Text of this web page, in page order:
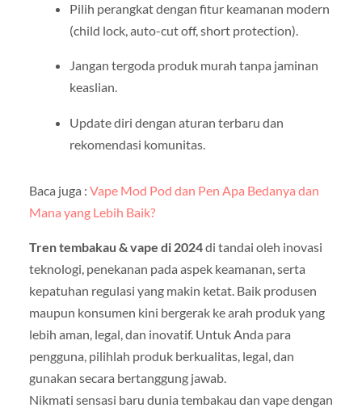
Pilih perangkat dengan fitur keamanan modern
(child lock, auto-cut off, short protection).
Jangan tergoda produk murah tanpa jaminan
keaslian.
Update diri dengan aturan terbaru dan
rekomendasi komunitas.
Baca juga : Vape Mod Pod dan Pen Apa Bedanya dan
Mana yang Lebih Baik?
Tren tembakau & vape di 2024di tandai oleh inovasi
teknologi, penekanan pada aspek keamanan, serta
kepatuhan regulasi yang makin ketat. Baik produsen
maupun konsumen kini bergerak ke arah produk yang
lebih aman, legal, dan inovatif. Untuk Anda para
pengguna, pilihlah produk berkualitas, legal, dan
gunakan secara bertanggung jawab.
Nikmati sensasi baru dunia tembakau dan vape dengan